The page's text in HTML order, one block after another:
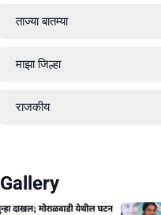
ताज्या बातम्या
माझा जिल्हा
राजकीय
Gallery